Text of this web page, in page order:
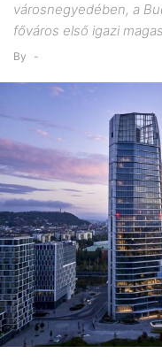
városnegyedében, a
főváros első igazi
By -